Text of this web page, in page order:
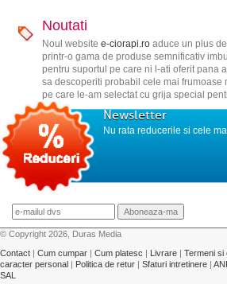
Noutati
Noul website e-ciorapi.roaduce un plus
printr-o gama de produse semnificativ
pentru suportul pe care ni l-ati oferit pana
sa descoperiti probabil cele mai frumoase
pe care le-am selectat cu grija special
Newsletter
Nu rata reducerile si cele
© Copyright 2026, Duras Media
Contact | Cum cumpar | Cum platesc | Livrare | Termeni si
caracter personal | Politica de retur | Sfaturi intretinere |
SAL